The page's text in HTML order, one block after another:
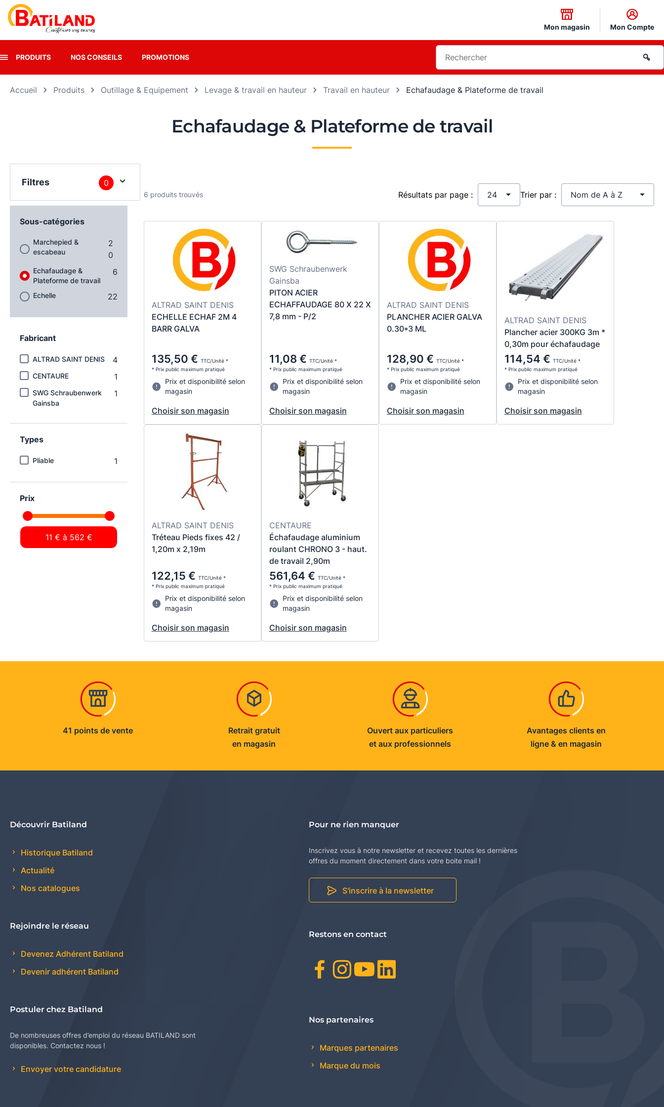
Mon magasin Mon Compte
PRODUITS NOS CONSEILS PROMOTIONS
Accueil Produits Outillage & Equipement Levage & travail en hauteur Travail en hauteur Echafaudage & Plateforme de travail
Echafaudage & Plateforme de travail
Filtres 0
Sous-catégories
Marchepied &
escabeau
2
0
Echafaudage &
Plateforme de travail
6
Echelle 22
Fabricant
ALTRAD SAINT DENIS 4
CENTAURE 1
SWG Schraubenwerk
Gainsba
1
Types
Pliable 1
Prix
6 produits trouvés Résultats par page : Trier par :
ALTRAD SAINT DENIS
ECHELLE ECHAF 2M 4
BARR GALVA
135,50 € TTC/Unité *
* Prix public maximum pratiqué
Prix et disponibilité selon
magasin
Choisir son magasin
SWG Schraubenwerk
Gainsba
PITON ACIER
ECHAFFAUDAGE 80 X 22 X
7,8 mm - P/2
11,08 € TTC/Unité *
* Prix public maximum pratiqué
Prix et disponibilité selon
magasin
Choisir son magasin
ALTRAD SAINT DENIS
PLANCHER ACIER GALVA
0.30*3 ML
128,90 € TTC/Unité *
* Prix public maximum pratiqué
Prix et disponibilité selon
magasin
Choisir son magasin
ALTRAD SAINT DENIS
Plancher acier 300KG 3m *
0,30m pour échafaudage
114,54 € TTC/Unité *
* Prix public maximum pratiqué
Prix et disponibilité selon
magasin
Choisir son magasin
ALTRAD SAINT DENIS
Tréteau Pieds fixes 42 /
1,20m x 2,19m
122,15 € TTC/Unité *
* Prix public maximum pratiqué
Prix et disponibilité selon
magasin
Choisir son magasin
CENTAURE
Échafaudage aluminium
roulant CHRONO 3 - haut.
de travail 2,90m
561,64 € TTC/Unité *
* Prix public maximum pratiqué
Prix et disponibilité selon
magasin
Choisir son magasin
41 points de vente
Retrait gratuit
en magasin
Ouvert aux particuliers
et aux professionnels
Avantages clients en
ligne & en magasin
Découvrir Batiland
Historique Batiland
Actualité
Nos catalogues
Rejoindre le réseau
Devenez Adhérent Batiland
Devenir adhérent Batiland
Postuler chez Batiland
De nombreuses offres d’emploi du réseau BATILAND sont
disponibles. Contactez nous !
Envoyer votre candidature
Pour ne rien manquer
Inscrivez vous à notre newsletter et recevez toutes les dernières
offres du moment directement dans votre boite mail !
S'inscrire à la newsletter
Restons en contact
Facebook
Instagram
Youtube
Nos partenaires
Marques partenaires
Marque du mois
Panneau de gestion des cookies